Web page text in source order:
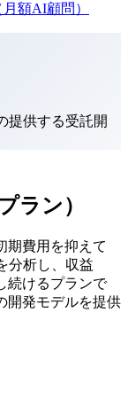
額AI顧問）
提供する受託開
ラン）
期費用を抑えて
分析し、収益
続けるプランで
開発モデルを提供